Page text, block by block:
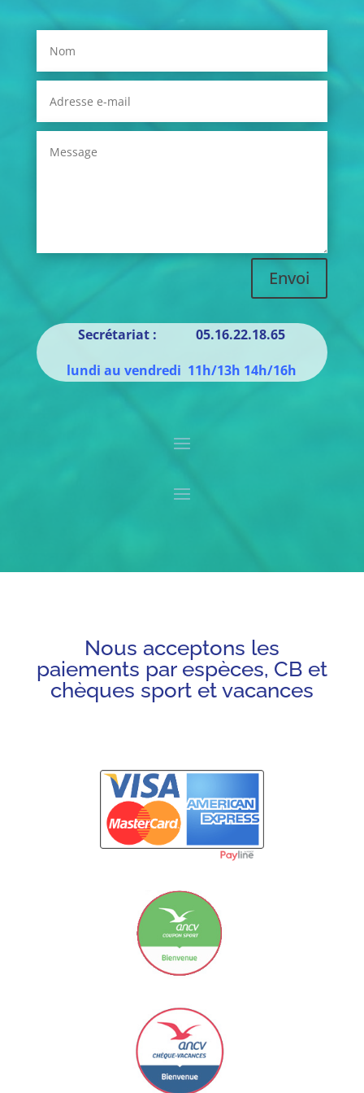
Envoi
Secrétariat : 05.16.22.18.65
lundi au vendredi 11h/13h 14h/16h
Nous acceptons les
paiements par espèces, CB et
chèques sport et vacances
Carte Bancaire
Le Coupon Sport ancv